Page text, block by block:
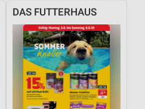
DAS FUTTERHAUS